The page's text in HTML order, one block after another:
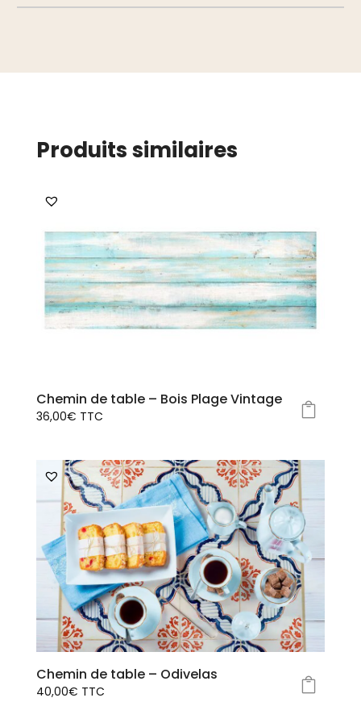
Produits similaires
Chemin de table – Bois Plage Vintage
36,00€ TTC
plusieurs
variations.
options
peuvent
être
choisies
sur
page
du
produit
Chemin de table – Odivelas
40,00€ TTC